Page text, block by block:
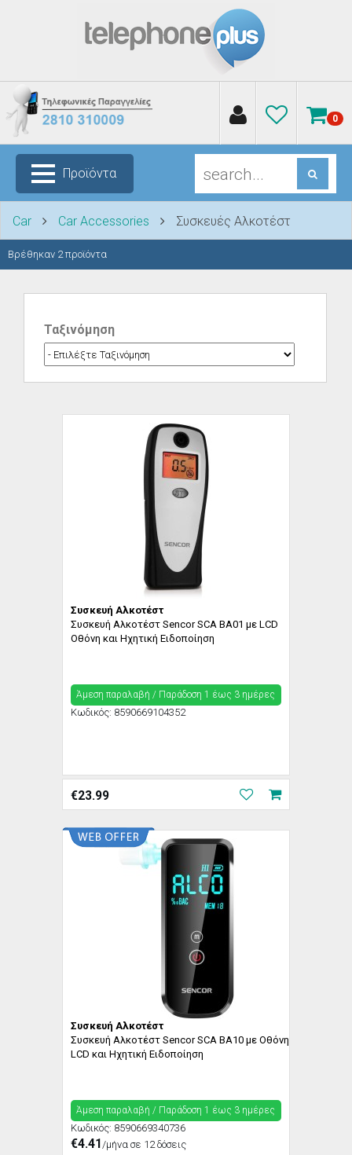
0
Προϊόντα
Car Car Accessories Συσκευές Αλκοτέστ
Βρέθηκαν 2προϊόντα
Ταξινόμηση
Συσκευή Αλκοτέστ
Συσκευή Αλκοτέστ Sencor SCA BA01 με LCD
Οθόνη και Ηχητική Ειδοποίηση
Άμεση παραλαβή / Παράδoση 1 έως 3 ημέρες
Κωδικός: 8590669104352
€23.99
Συσκευή Αλκοτέστ
Συσκευή Αλκοτέστ Sencor SCA BA10 με Οθόνη
LCD και Ηχητική Ειδοποίηση
Άμεση παραλαβή / Παράδoση 1 έως 3 ημέρες
Κωδικός: 8590669340736
€4.41 /μήνα σε 12 δόσεις